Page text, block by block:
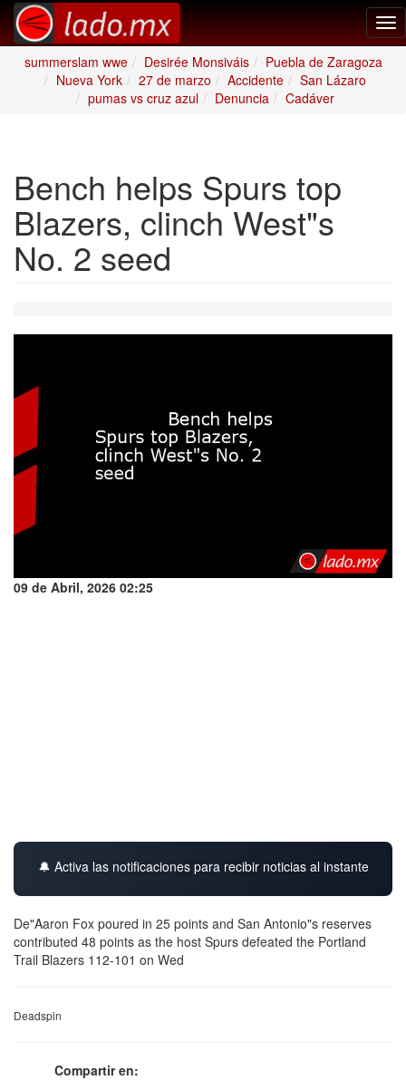
summerslam wwe
Desirée Monsiváis
Puebla de Zaragoza
Nueva York
27 de marzo Accidente
San Lázaro
pumas vs cruz azul
Denuncia Cadáver
Bench helps Spurs top
Blazers, clinch West"s
No. 2 seed
09 de Abril, 2026 02:25
🔔 Activa las notificaciones para recibir noticias al instante
De"Aaron Fox poured in 25 points and San Antonio"s reserves
contributed 48 points as the host Spurs defeated the Portland
Trail Blazers 112-101 on Wed
Deadspin
Compartir en: